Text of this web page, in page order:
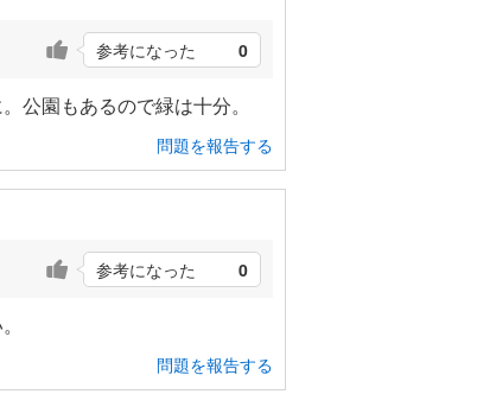
参考になった 0
公園もあるので緑は十分。
問題を報告する
参考になった 0
問題を報告する